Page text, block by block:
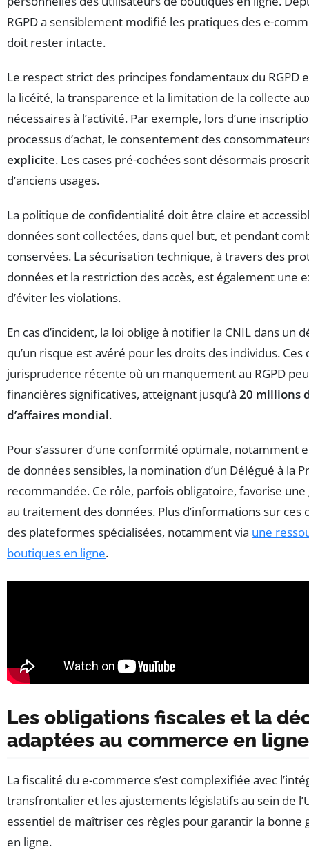
RGPD a sensiblement modifié les pratiques des e-
doit rester intacte.
Le respect strict des principes fondamentaux du RGPD
la licéité, la transparence et la limitation de la collecte
nécessaires à l’activité. Par exemple, lors d’une
processus d’achat, le consentement des
explicite. Les cases pré-cochées sont désormais
d’anciens usages.
La politique de confidentialité doit être claire et
données sont collectées, dans quel but, et pendant
conservées. La sécurisation technique, à travers des
données et la restriction des accès, est également une
d’éviter les violations.
En cas d’incident, la loi oblige à notifier la CNIL dans un
qu’un risque est avéré pour les droits des individus.
jurisprudence récente où un manquement au RGPD
financières significatives, atteignant jusqu’à 20 millions
d’affaires mondial.
Pour s’assurer d’une conformité optimale, notamment
de données sensibles, la nomination d’un Délégué à la
recommandée. Ce rôle, parfois obligatoire, favorise
au traitement des données. Plus d’informations sur ces
des plateformes spécialisées, notamment via une
boutiques en ligne.
Les obligations fiscales et la
adaptées au commerce en ligne
La fiscalité du e-commerce s’est complexifiée avec
transfrontalier et les ajustements législatifs au sein de
essentiel de maîtriser ces règles pour garantir la
en ligne.